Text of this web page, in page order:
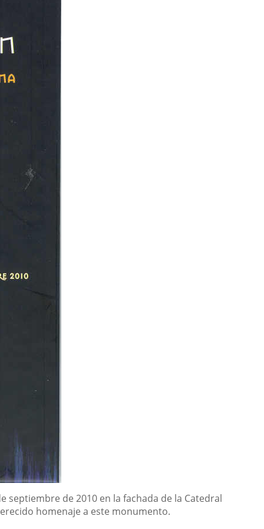
septiembre de 2010 en la fachada de la Catedral
homenaje a este monumento.